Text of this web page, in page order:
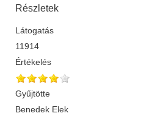
Részletek
Látogatás
11914
Értékelés
Gyűjtötte
Benedek Elek